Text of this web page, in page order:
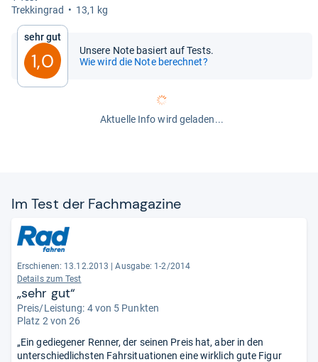
Trek­kin­grad
13,1 kg
Sehr gut
1,0
Unsere Note basiert auf Tests.
Wie wird die Note berechnet?
Aktuelle Info wird geladen...
Im Test der Fach­ma­ga­zine
Erschienen: 13.12.2013
Ausgabe: 1-2/2014
Details zum Test
„sehr gut“
Preis/Leistung: 4 von 5 Punkten
Platz 2 von 26
„Ein gediegener Renner, der seinen Preis hat, aber in den
unterschiedlichsten Fahrsituationen eine wirklich gute Figur